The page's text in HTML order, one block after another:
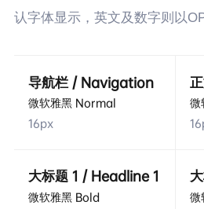
认字体显示，英文及数字则以
导航栏 / Navigation
微软雅黑 Normal
16px
微
大标题 1 / Headline 1
微软雅黑 Bold
微